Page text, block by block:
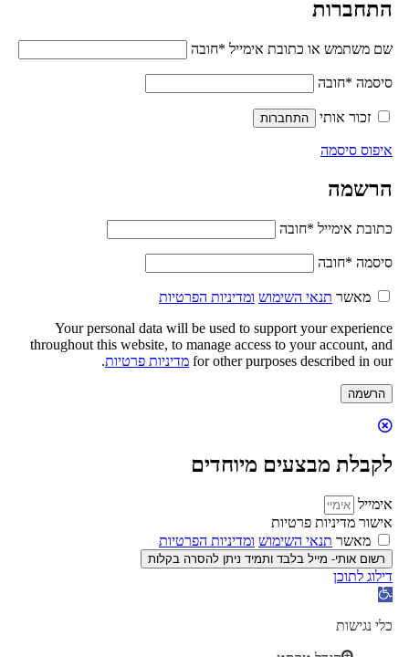
התחברות
שם משתמש או כתובת אימייל *חובה
סיסמה *חובה
זכור אותי התחברות
איפוס סיסמה
הרשמה
כתובת אימייל *חובה
סיסמה *חובה
מאשר תנאי השימוש ומדיניות הפרטיות
Your personal data will be used to support your experience
throughout this website, to manage access to your account, and
for other purposes described in our מדיניות פרטיות.
הרשמה
לקבלת מבצעים מיוחדים
אימייל
אישור מדיניות פרטיות
מאשר תנאי השימוש ומדיניות הפרטיות
רשום אותי- מייל בלבד ותמיד ניתן להסרה בקלות
דילוג לתוכן
פתח
נגישות
כלי נגישות